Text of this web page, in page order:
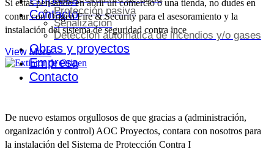
ContactoProtección pasiva
Señalización
Detección automática de incendios y/o gases
Obras y proyectos
Empresa
Contacto
Si estás pensando en abrir un comercio o una tienda, no dudes en
contar con Origen Fire & Security para el asesoramiento y la
instalación del sistema de seguridad contra ince
View More
De nuevo estamos orgullosos de que gracias a (administración,
organización y control) AOC Proyectos, contara con nosotros para
la instalación del Sistema de Protección Contra I